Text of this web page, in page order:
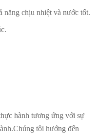
năng chịu nhiệt và nước tốt.
hành tương ứng với sự
tôi hướng đến